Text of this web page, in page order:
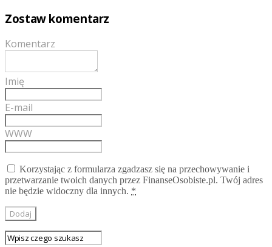
Zostaw komentarz
Komentarz
Imię
E-mail
WWW
Korzystając z formularza zgadzasz się na przechowywanie i
przetwarzanie twoich danych przez FinanseOsobiste.pl. Twój adres
nie będzie widoczny dla innych. *